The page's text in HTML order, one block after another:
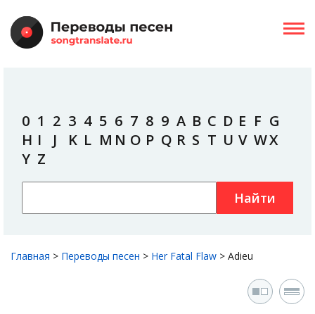
0 1 2 3 4 5 6 7 8 9 A B C D E F G
H I J K L M N O P Q R S T U V WX
Y Z
Найти
Главная > Переводы песен > Her Fatal Flaw > Adieu